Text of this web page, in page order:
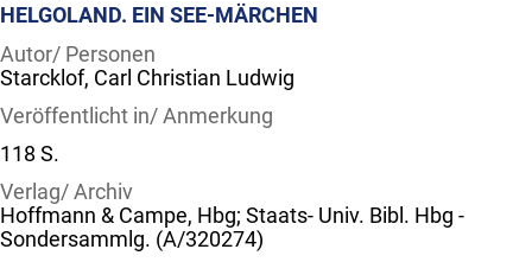
HELGOLAND. EIN SEE-MÄRCHEN
Autor/ Personen
Starcklof, Carl Christian Ludwig
Veröffentlicht in/ Anmerkung
118 S.
Verlag/ Archiv
Hoffmann & Campe, Hbg; Staats- Univ. Bibl. Hbg -
Sondersammlg. (A/320274)